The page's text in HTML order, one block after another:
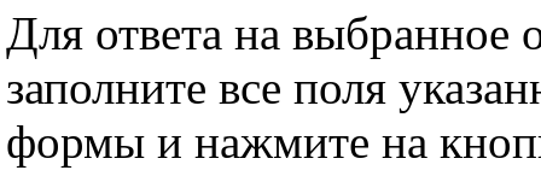
Для ответа на выбранное
заполните все поля
формы и нажмите на